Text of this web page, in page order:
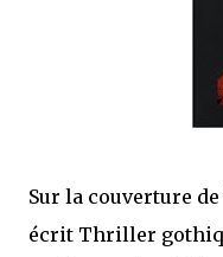
j’ai dit au sujet des tomes
Sur la couverture
écrit Thriller